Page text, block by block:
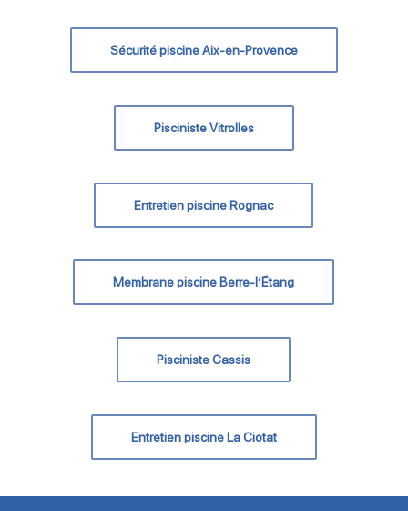
Sécurité piscine Aix-en-Provence
Pisciniste Vitrolles
Entretien piscine Rognac
Membrane piscine Berre-l’Étang
Pisciniste Cassis
Entretien piscine La Ciotat